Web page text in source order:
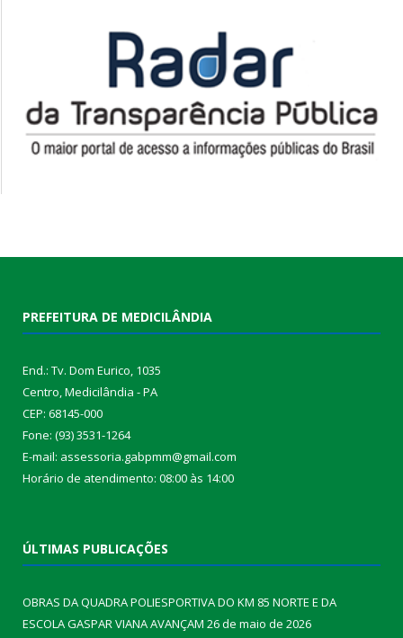
PREFEITURA DE MEDICILÂNDIA
End.: Tv. Dom Eurico, 1035
Centro, Medicilândia - PA
CEP: 68145-000
Fone: (93) 3531-1264
E-mail: assessoria.gabpmm@gmail.com
Horário de atendimento: 08:00 às 14:00
ÚLTIMAS PUBLICAÇÕES
OBRAS DA QUADRA POLIESPORTIVA DO KM 85 NORTE E DA
ESCOLA GASPAR VIANA AVANÇAM 26 de maio de 2026